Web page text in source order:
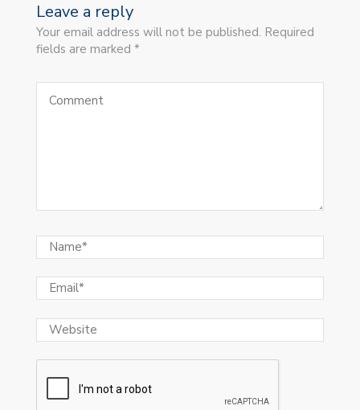
Leave a reply
Your email address will not be published. Required
fields are marked *